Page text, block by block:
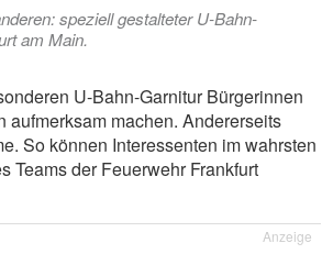
speziell gestalteter U-Bahn-
am Main.
U-Bahn-Garnitur Bürgerinnen
machen. Andererseits
So können Interessenten im wahrsten
Teams der Feuerwehr Frankfurt
Anzeige